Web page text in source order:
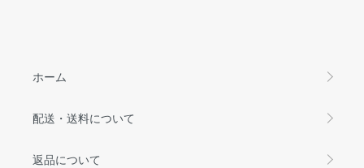
ホーム
配送・送料について
返品について